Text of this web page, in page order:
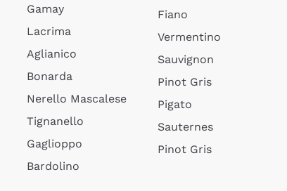
Gamay
Lacrima
Aglianico
Bonarda
Nerello Mascalese
Tignanello
Gaglioppo
Bardolino
Fiano
Vermentino
Sauvignon
Pinot Gris
Pigato
Sauternes
Pinot Gris